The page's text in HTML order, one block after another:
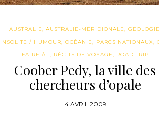
AUSTRALIE, AUSTRALIE-MÉRIDIONALE,
INSOLITE / HUMOUR, OCÉANIE, PARCS NATIONAUX,
FAIRE À..., RÉCITS DE VOYAGE, ROAD TRIP
Coober Pedy, la ville des
chercheurs d’opale
4 AVRIL 2009